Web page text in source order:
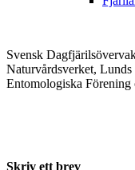
Svensk
Naturvårdsverket,
Entomologiska
Skriv ett brev